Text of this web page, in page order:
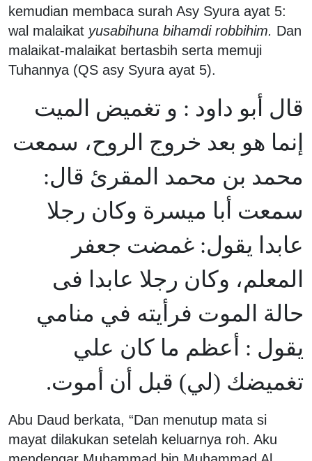
kemudian membaca surah Asy Syura ayat 5:
wal malaikat yusabihuna bihamdi robbihim. Dan
malaikat-malaikat bertasbih serta memuji
Tuhannya (QS asy Syura ayat 5).
قال أبو داود : و تغميض الميت
إنما هو بعد خروج الروح، سمعت
محمد بن محمد المقرئ قال:
سمعت أبا ميسرة وكان رجلا
عابدا يقول: غمضت جعفر
المعلم، وكان رجلا عابدا فى
حالة الموت فرأيته في منامي
يقول : أعظم ما كان علي
تغميضك (لي) قبل أن أموت.
Abu Daud berkata, “Dan menutup mata si
mayat dilakukan setelah keluarnya roh. Aku